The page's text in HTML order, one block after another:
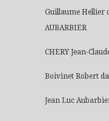
Guillaume Hellier
AUBARBIER
CHERY Jean-
Boivinet Robert
Jean Luc